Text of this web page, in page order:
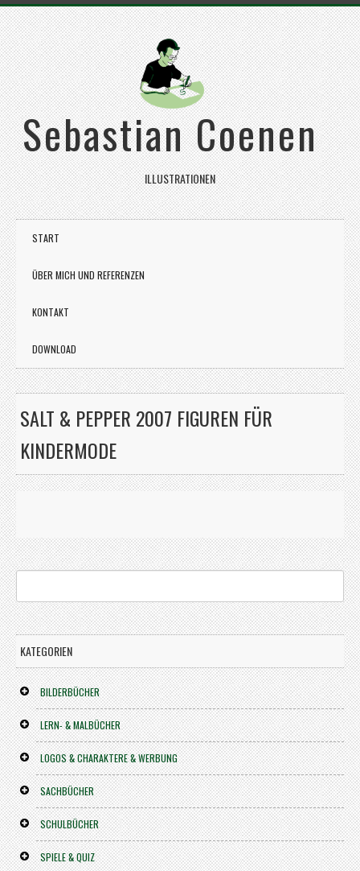
Sebastian Coenen
ILLUSTRATIONEN
START
ÜBER MICH UND REFERENZEN
KONTAKT
DOWNLOAD
SALT & PEPPER 2007 FIGUREN FÜR
KINDERMODE
KATEGORIEN
BILDERBÜCHER
LERN- & MALBÜCHER
LOGOS & CHARAKTERE & WERBUNG
SACHBÜCHER
SCHULBÜCHER
SPIELE & QUIZ